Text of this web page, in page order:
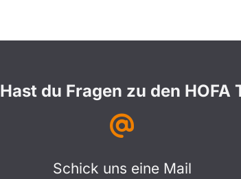
Hast du Fragen zu den
Schick uns eine Mail